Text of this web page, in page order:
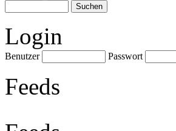
Login
Benutzer Passwort
Feeds